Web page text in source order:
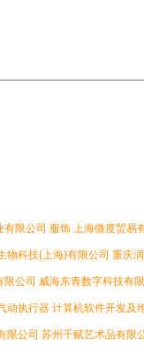
有限公司 服饰 上海微度贸易
物科技(上海)有限公司 重庆
限公司 威海东青数字科技有
动执行器 计算机软件开发及
限公司 苏州千赋艺术品有限